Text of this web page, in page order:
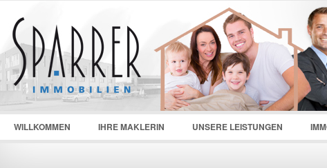
LOGIN
Username : Password :
WILLKOMMEN IHRE MAKLERIN UNSERE LEISTUNGEN